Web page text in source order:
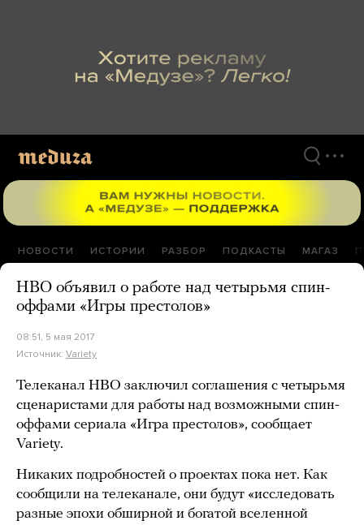
НОВОСТИ ИСТОРИИ РАЗБОР ПОДКАСТЫ МАГАЗ
HBO объявил о работе над четырьмя спин-
оффами «Игры престолов»
08:51, 5 мая 2017
Источник: Variety
Телеканал HBO заключил соглашения с четырьмя
сценаристами для работы над возможными спин-
оффами сериала «Игра престолов», сообщает
Variety.
Никаких подробностей о проектах пока нет. Как
сообщили на телеканале, они будут «исследовать
разные эпохи обширной и богатой вселенной